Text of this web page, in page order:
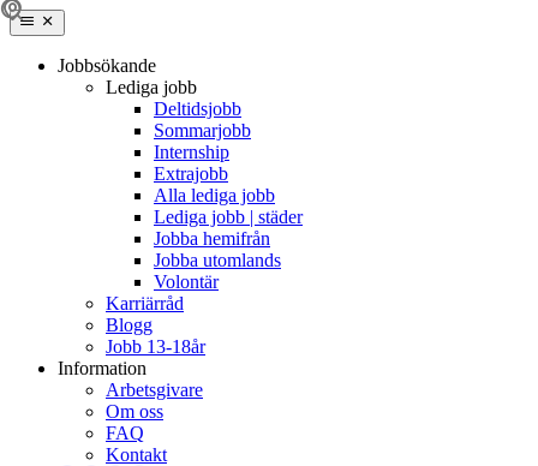
Jobbsökande
Lediga jobb
Deltidsjobb
Sommarjobb
Internship
Extrajobb
Alla lediga jobb
Lediga jobb | städer
Jobba hemifrån
Jobba utomlands
Volontär
Karriärråd
Blogg
Jobb 13-18år
Information
Arbetsgivare
Om oss
FAQ
Kontakt